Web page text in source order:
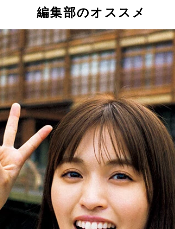
編集部のオススメ